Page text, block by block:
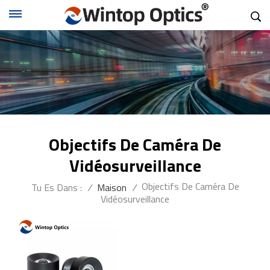
Objectifs De Caméra De
Vidéosurveillance
Tu Es Dans : / Maison / Objectifs De Caméra De
Vidéosurveillance